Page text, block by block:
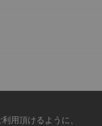
用頂けるように、